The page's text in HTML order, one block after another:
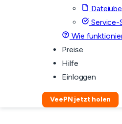
Wie
Preise
Hilfe
Einloggen
VeePN jetzt holen